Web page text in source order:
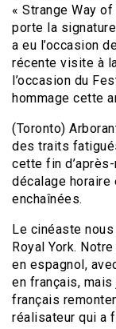
« Strange Way
porte la
a eu l’occasion
récente visite à
l’occasion du
hommage cette
(Toronto)
des traits
cette fin
décalage
enchaînées.
Le cinéaste
Royal York.
en espagnol,
en français,
français
réalisateur qui a